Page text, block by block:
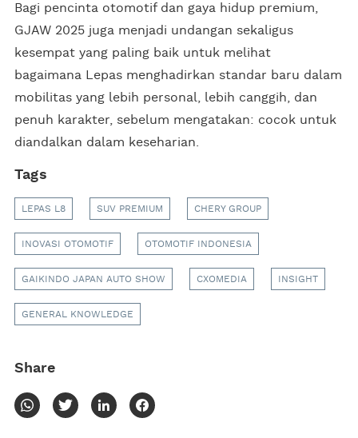
Bagi pencinta otomotif dan gaya hidup premium,
GJAW 2025 juga menjadi undangan sekaligus
kesempat yang paling baik untuk melihat
bagaimana Lepas menghadirkan standar baru dalam
mobilitas yang lebih personal, lebih canggih, dan
penuh karakter, sebelum mengatakan: cocok untuk
diandalkan dalam keseharian.
Tags
LEPAS L8 SUV PREMIUM CHERY GROUP
INOVASI OTOMOTIF OTOMOTIF INDONESIA
GAIKINDO JAPAN AUTO SHOW CXOMEDIA INSIGHT
GENERAL KNOWLEDGE
Share